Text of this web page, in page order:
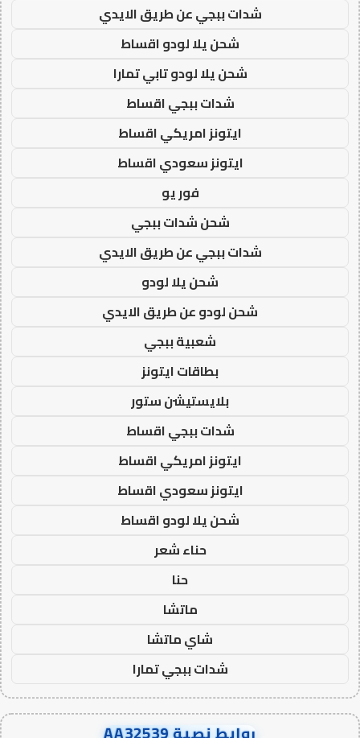
شدات ببجي عن طريق الايدي
شحن يلا لودو اقساط
شحن يلا لودو تابي تمارا
شدات ببجي اقساط
ايتونز امريكي اقساط
ايتونز سعودي اقساط
فور يو
شحن شدات ببجي
شدات ببجي عن طريق الايدي
شحن يلا لودو
شحن لودو عن طريق الايدي
شعبية ببجي
بطاقات ايتونز
بلايستيشن ستور
شدات ببجي اقساط
ايتونز امريكي اقساط
ايتونز سعودي اقساط
شحن يلا لودو اقساط
حناء شعر
حنا
ماتشا
شاي ماتشا
شدات ببجي تمارا